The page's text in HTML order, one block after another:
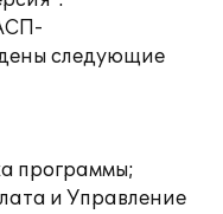
следующие
программы;
и Управление